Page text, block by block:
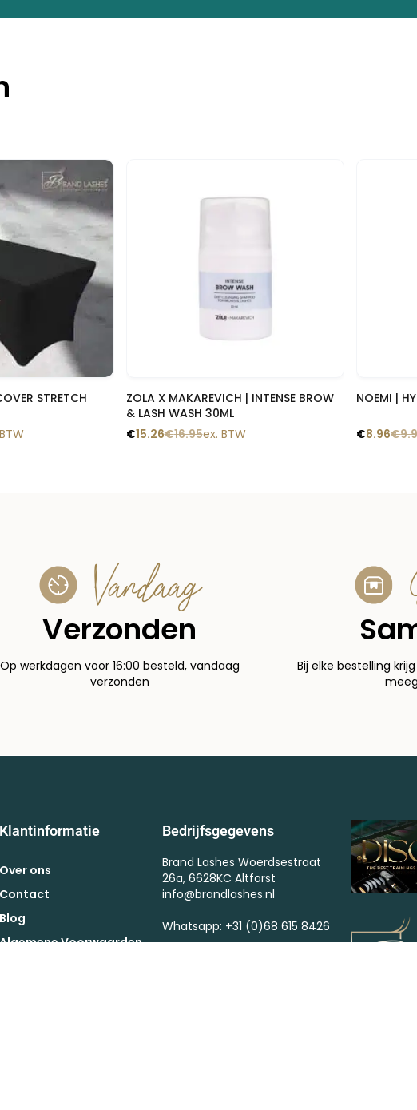
blik STRETCH Snelle blik
ZOLA X MAKAREVICH | INTENSE BROW
& LASH WASH 30ML
€16.95
€15.26 ex. BTW
NOEMI |
€
€8.96
Vandaag
Verzonden
Op werkdagen voor 16:00 besteld, vandaag
verzonden
Bij elke bestelling
Klantinformatie
Over ons
Contact
Blog
Algemene Voorwaarden
Bedrijfsgegevens
Brand Lashes Woerdsestraat
26a, 6628KC Altforst
info@brandlashes.nl
Whatsapp: +31 (0)68 615 8426